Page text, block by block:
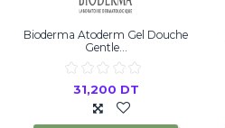
Bioderma Atoderm Gel Douche
Gentle...
31,200 DT